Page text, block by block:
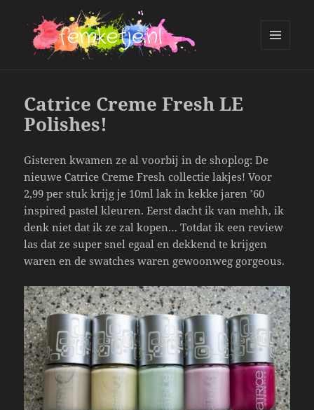
Catrice Creme Fresh LE
Polishes!
Gisteren kwamen ze al voorbij in de shoplog: De
nieuwe Catrice Creme Fresh collectie lakjes! Voor
2,99 per stuk krijg je 10ml lak in kekke jaren ’60
inspired pastel kleuren. Eerst dacht ik van mehh, ik
denk niet dat ik ze zal kopen… Totdat ik een review
las dat ze super snel egaal en dekkend te krijgen
waren en de swatches waren gewoonweg gorgeous.